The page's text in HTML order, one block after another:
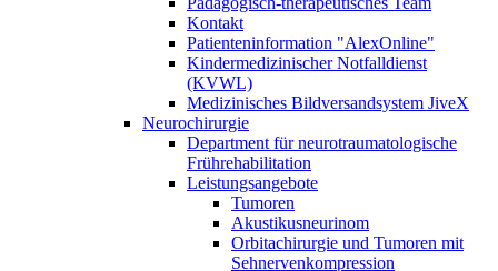
Kontakt
Patienteninformation "AlexOnline"
Kindermedizinischer Notfalldienst
(KVWL)
Medizinisches Bildversandsystem JiveX
Neurochirurgie
Department für neurotraumatologische
Frührehabilitation
Leistungsangebote
Tumoren
Akustikusneurinom
Orbitachirurgie und Tumoren mit
Sehnervenkompression